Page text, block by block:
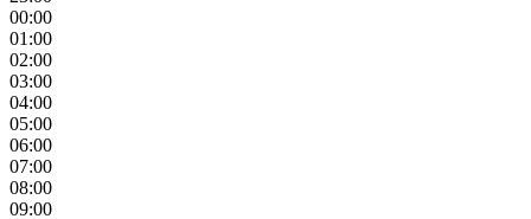
00:00
01:00
02:00
03:00
04:00
05:00
06:00
07:00
08:00
09:00